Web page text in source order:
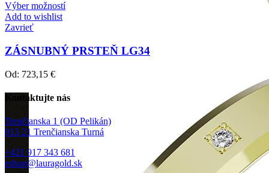
Výber možností
Add to wishlist
Zavrieť
ZÁSNUBNÝ PRSTEŇ LG34
Od: 723,15 €
Kontaktujte nás
Trenčianska 1 (OD Pelikán)
913 21 Trenčianska Turná
+421 917 343 681
eshop@lauragold.sk